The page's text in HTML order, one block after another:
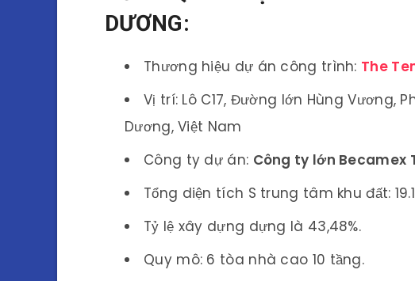
DƯƠNG:
Thương hiệu dự án công trình: The
Vị trí: Lô C17, Đường lớn Hùng Vương,
Dương, Việt Nam
Công ty dự án: Công ty lớn Becamex
Tổng diện tích S trung tâm khu đất:
Tỷ lệ xây dựng dựng là 43,48%.
Quy mô: 6 tòa nhà cao 10 tầng.